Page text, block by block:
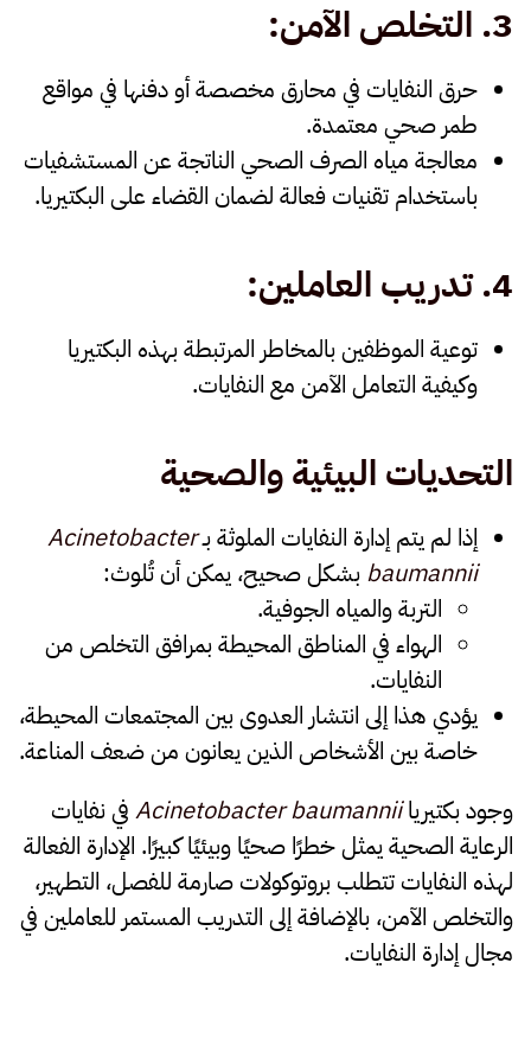
3. التخلص الآمن:
حرق النفايات في محارق مخصصة أو دفنها في مواقع
طمر صحي معتمدة.
معالجة مياه الصرف الصحي الناتجة عن المستشفيات
باستخدام تقنيات فعالة لضمان القضاء على البكتيريا.
4. تدريب العاملين:
توعية الموظفين بالمخاطر المرتبطة بهذه البكتيريا
وكيفية التعامل الآمن مع النفايات.
التحديات البيئية والصحية
إذا لم يتم إدارة النفايات الملوثة بـAcinetobacter
baumannii بشكل صحيح، يمكن أن تُلوث:
التربة والمياه الجوفية.
الهواء في المناطق المحيطة بمرافق التخلص من
النفايات.
يؤدي هذا إلى انتشار العدوى بين المجتمعات المحيطة،
خاصة بين الأشخاص الذين يعانون من ضعف المناعة.
وجود بكتيرياAcinetobacter baumannii في نفايات
الرعاية الصحية يمثل خطرًا صحيًا وبيئيًا كبيرًا. الإدارة الفعالة
لهذه النفايات تتطلب بروتوكولات صارمة للفصل، التطهير،
والتخلص الآمن، بالإضافة إلى التدريب المستمر للعاملين في
مجال إدارة النفايات.